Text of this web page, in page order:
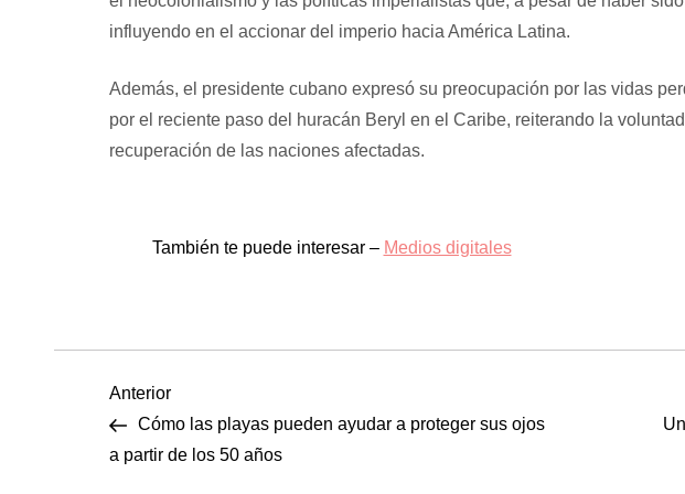
influyendo en el accionar del imperio hacia América Latina.
Además, el presidente cubano expresó su preocupación por las vidas
por el reciente paso del huracán Beryl en el Caribe, reiterando la
recuperación de las naciones afectadas.
También te puede interesar – Medios digitales
N
a
Entrada
anterior
Anterior
Cómo las playas pueden ayudar a proteger sus ojos
a partir de los 50 años